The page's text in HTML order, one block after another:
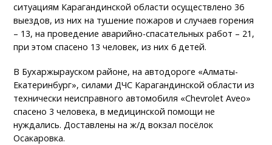
ситуациям Карагандинской области осуществлено 36
выездов, из них на тушение пожаров и случаев горения
– 13, на проведение аварийно-спасательных работ – 21,
при этом спасено 13 человек, из них 6 детей.
В Бухаржырауском районе, на автодороге «Алматы-
Екатеринбург», силами ДЧС Карагандинской области из
технически неисправного автомобиля «Chevrolet Aveo»
спасено 3 человека, в медицинской помощи не
нуждались. Доставлены на ж/д вокзал посёлок
Осакаровка.